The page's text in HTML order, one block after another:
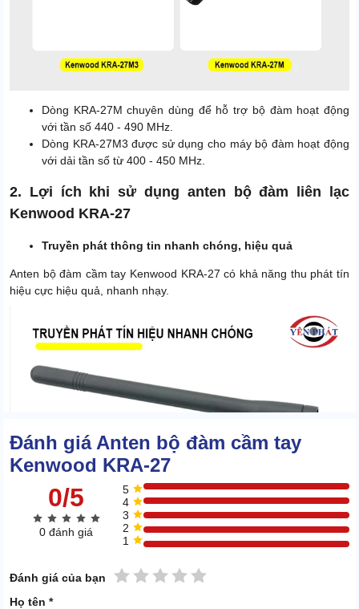
Dòng KRA-27M chuyên dùng để hỗ trợ bộ đàm hoạt động
với tần số 440 - 490 MHz.
Dòng KRA-27M3 được sử dụng cho máy bộ đàm hoạt động
với dải tần số từ 400 - 450 MHz.
2. Lợi ích khi sử dụng anten bộ đàm liên lạc
Kenwood KRA-27
Truyền phát thông tin nhanh chóng, hiệu quả
Anten bộ đàm cầm tay Kenwood KRA-27 có khả năng thu phát tín
hiệu cực hiệu quả, nhanh nhạy.
Ngay khi gắn anten vào thân máy và khởi động, linh kiện sẽ vào
Đánh giá Anten bộ đàm cầm tay
Kenwood KRA-27
0/5
0 đánh giá
5
4
3
2
1
Đánh giá của bạn 5 sao
4 sao
3 sao
2 sao
1 sao
Họ tên *